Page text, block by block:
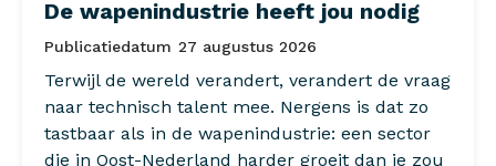
De wapenindustrie heeft jou nodig
Publicatiedatum 27 augustus 2026
Terwijl de wereld verandert, verandert de vraag
naar technisch talent mee. Nergens is dat zo
tastbaar als in de wapenindustrie: een sector
die in Oost-Nederland harder groeit dan je zou